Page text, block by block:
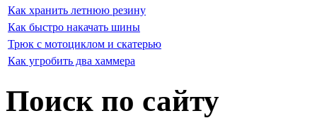
Как хранить летнюю резину
Как быстро накачать шины
Трюк с мотоциклом и скатерью
Как угробить два хаммера
Поиск по сайту